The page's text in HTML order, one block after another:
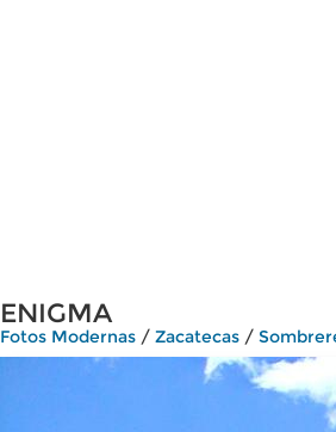
ENIGMA
Fotos Modernas / Zacatecas /